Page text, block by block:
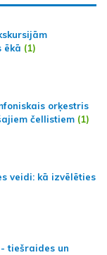
ēkā (1)
orķestris
čellistiem (1)
veidi: kā izvēlēties
tiešraides un